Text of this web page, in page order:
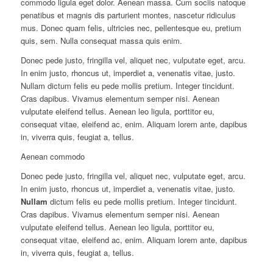
penatibus et magnis dis parturient montes, nascetur ridiculus
mus. Donec quam felis, ultricies nec, pellentesque eu, pretium
quis, sem. Nulla consequat massa quis enim.
Donec pede justo, fringilla vel, aliquet nec, vulputate eget, arcu.
In enim justo, rhoncus ut, imperdiet a, venenatis vitae, justo.
Nullam dictum felis eu pede mollis pretium. Integer tincidunt.
Cras dapibus. Vivamus elementum semper nisi. Aenean
vulputate eleifend tellus. Aenean leo ligula, porttitor eu,
consequat vitae, eleifend ac, enim. Aliquam lorem ante, dapibus
in, viverra quis, feugiat a, tellus.
Aenean commodo
Donec pede justo, fringilla vel, aliquet nec, vulputate eget, arcu.
In enim justo, rhoncus ut, imperdiet a, venenatis vitae, justo.
Nullam dictum felis eu pede mollis pretium. Integer tincidunt.
Cras dapibus. Vivamus elementum semper nisi. Aenean
vulputate eleifend tellus. Aenean leo ligula, porttitor eu,
consequat vitae, eleifend ac, enim. Aliquam lorem ante, dapibus
in, viverra quis, feugiat a, tellus.